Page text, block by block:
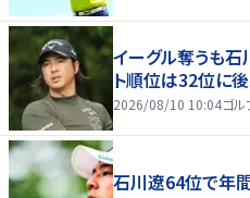
イーグル奪うも石
ト順位は32位に
2026/08/10 10:04ゴル
石川遼64位で年